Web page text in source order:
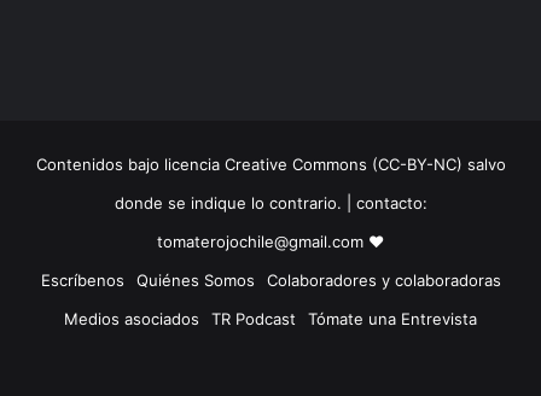
Contenidos bajo licencia Creative Commons (CC-BY-NC) salvo
donde se indique lo contrario. | contacto:
tomaterojochile@gmail.com ♥
Escríbenos
Quiénes Somos
Colaboradores y colaboradoras
Medios asociados
TR Podcast Tómate una Entrevista